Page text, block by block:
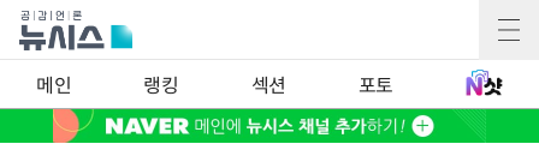
메인 랭킹 섹션 포토